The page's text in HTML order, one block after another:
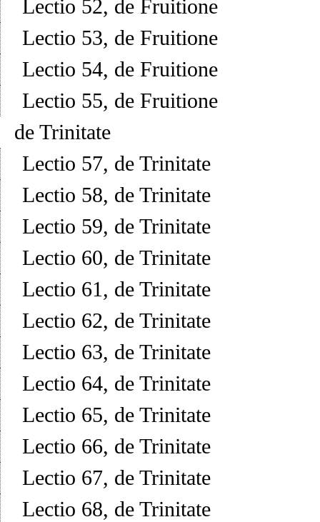
Lectio 52, de Fruitione
Lectio 53, de Fruitione
Lectio 54, de Fruitione
Lectio 55, de Fruitione
de Trinitate
Lectio 57, de Trinitate
Lectio 58, de Trinitate
Lectio 59, de Trinitate
Lectio 60, de Trinitate
Lectio 61, de Trinitate
Lectio 62, de Trinitate
Lectio 63, de Trinitate
Lectio 64, de Trinitate
Lectio 65, de Trinitate
Lectio 66, de Trinitate
Lectio 67, de Trinitate
Lectio 68, de Trinitate